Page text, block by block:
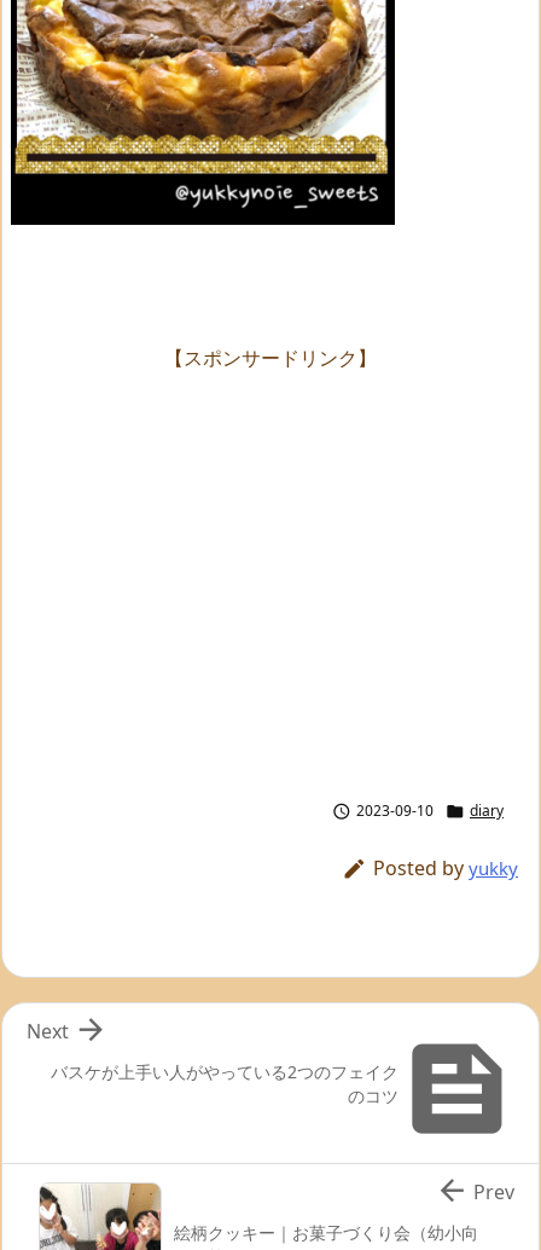
【スポンサードリンク】
 2023-09-10  diary
 Posted by yukky

バスケが上手い人がやっている2つのフェイク
のコツ

Next
絵柄クッキー｜お菓子づくり会（幼小向
 Prev